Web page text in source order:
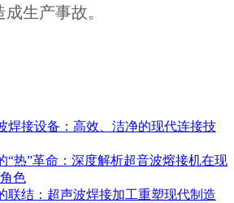
生产事故。
焊接设备：高效、洁净的现代连接技
“热”革命：深度解析超音波熔接机在现
色
联结：超声波焊接加工重塑现代制造